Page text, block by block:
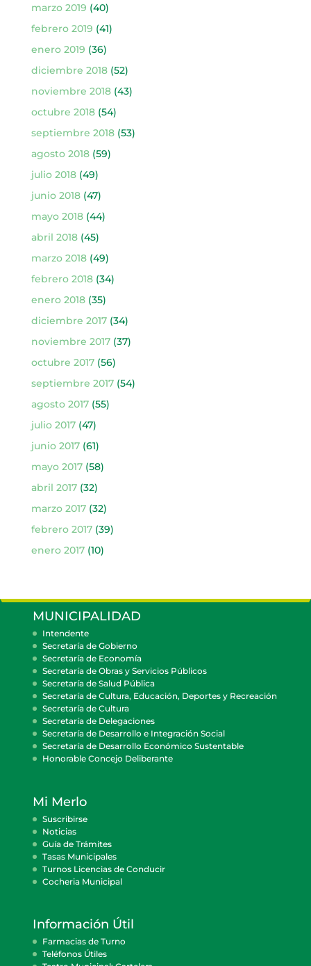
marzo 2019 (40)
febrero 2019 (41)
enero 2019 (36)
diciembre 2018(52)
noviembre 2018(43)
octubre 2018(54)
septiembre 2018(53)
agosto 2018(59)
julio 2018(49)
junio 2018(47)
mayo 2018(44)
abril 2018(45)
marzo 2018(49)
febrero 2018(34)
enero 2018(35)
diciembre 2017(34)
noviembre 2017(37)
octubre 2017(56)
septiembre 2017(54)
agosto 2017(55)
julio 2017(47)
junio 2017(61)
mayo 2017(58)
abril 2017(32)
marzo 2017(32)
febrero 2017(39)
enero 2017(10)
MUNICIPALIDAD
Intendente
Secretaría de Gobierno
Secretaría de Economía
Secretaría de Obras y Servicios Públicos
Secretaría de Salud Pública
Secretaría de Cultura, Educación, Deportes y Recreación
Secretaría de Cultura
Secretaría de Delegaciones
Secretaría de Desarrollo e Integración Social
Secretaría de Desarrollo Económico Sustentable
Honorable Concejo Deliberante
Mi Merlo
Suscribirse
Noticias
Guía de Trámites
Tasas Municipales
Turnos Licencias de Conducir
Cocheria Municipal
Información Útil
Farmacias de Turno
Teléfonos Útiles